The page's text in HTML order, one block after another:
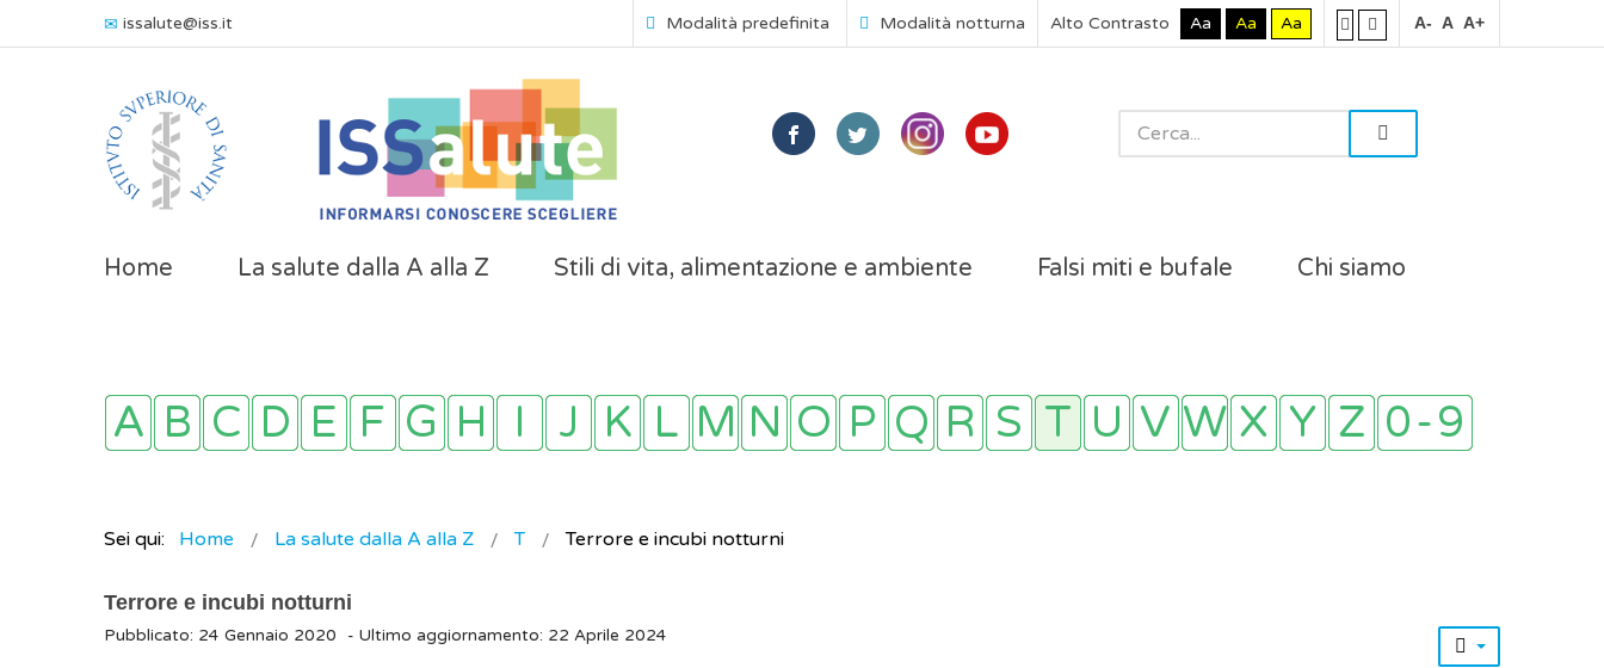
issalute@iss.it Modalità predefinita Modalità notturna Alto Contrasto Aa Aa Aa A- A A+
Home La salute dalla A alla Z Stili di vita, alimentazione e ambiente Falsi miti e bufale Chi siamo
Sei qui: Home La salute dalla A alla Z T Terrore e incubi notturni
Terrore e incubi notturni
Pubblicato: 24 Gennaio 2020 - Ultimo aggiornamento: 22 Aprile 2024